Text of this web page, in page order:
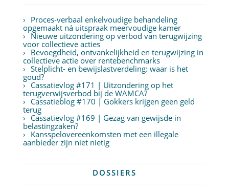
Proces-verbaal enkelvoudige behandeling
opgemaakt ná uitspraak meervoudige kamer
Nieuwe uitzondering op verbod van terugwijzing
voor collectieve acties
Bevoegdheid, ontvankelijkheid en terugwijzing in
collectieve actie over rentebenchmarks
Stelplicht- en bewijslastverdeling: waar is het
goud?
Cassatievlog #171 | Uitzondering op het
terugverwijsverbod bij de WAMCA?
Cassatieblog #170 | Gokkers krijgen geen geld
terug
Cassatievlog #169 | Gezag van gewijsde in
belastingzaken?
Kansspelovereenkomsten met een illegale
aanbieder zijn niet nietig
DOSSIERS